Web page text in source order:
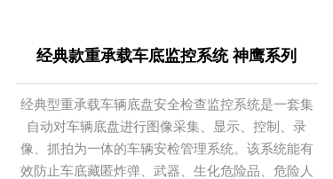
经典款重承载车底监控系统 神鹰系列
经典型重承载车辆底盘安全检查监控系统是一套集
自动对车辆底盘进行图像采集、显示、控制、录
像、抓拍为一体的车辆安检管理系统。该系统能有
效防止车底藏匿炸弹、武器、生化危险品、危险人